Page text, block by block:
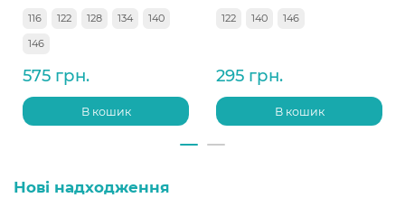
116 122 128 134
140
146
575 грн.
В кошик
122 140 146
295 грн.
В кошик
Нові надходження